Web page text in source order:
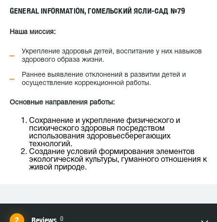
GENERAL INFORMATION, ГОМЕЛЬСКИЙ ЯСЛИ-САД №79
Наша миссия:
Укрепление здоровья детей, воспитание у них навыков
здорового образа жизни.
Раннее выявление отклонений в развитии детей и
осуществление коррекционной работы.
Основные направления работы:
Сохранение и укрепление физического и
психического здоровья посредством
использования здоровьесберегающих
технологий.
Создание условий формирования элементов
экологической культуры, гуманного отношения к
живой природе.
0